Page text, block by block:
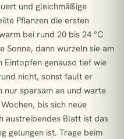
und gleichmäßige
Pflanzen die ersten
bei rund 20 bis 24 °C
Sonne, dann wurzeln sie am
Eintopfen genauso tief wie
nicht, sonst fault er
nur sparsam an und warte
bis sich neue
austreibendes Blatt ist das
gelungen ist. Trage beim